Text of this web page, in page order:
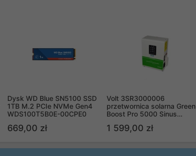
Dysk WD Blue SN5100 SSD
1TB M.2 PCIe NVMe Gen4
WDS100T5B0E-00CPE0
669,00 zł
Volt 3SR3000006
przetwornica solarna Green
Boost Pro 5000 Sinus
1 599,00 zł